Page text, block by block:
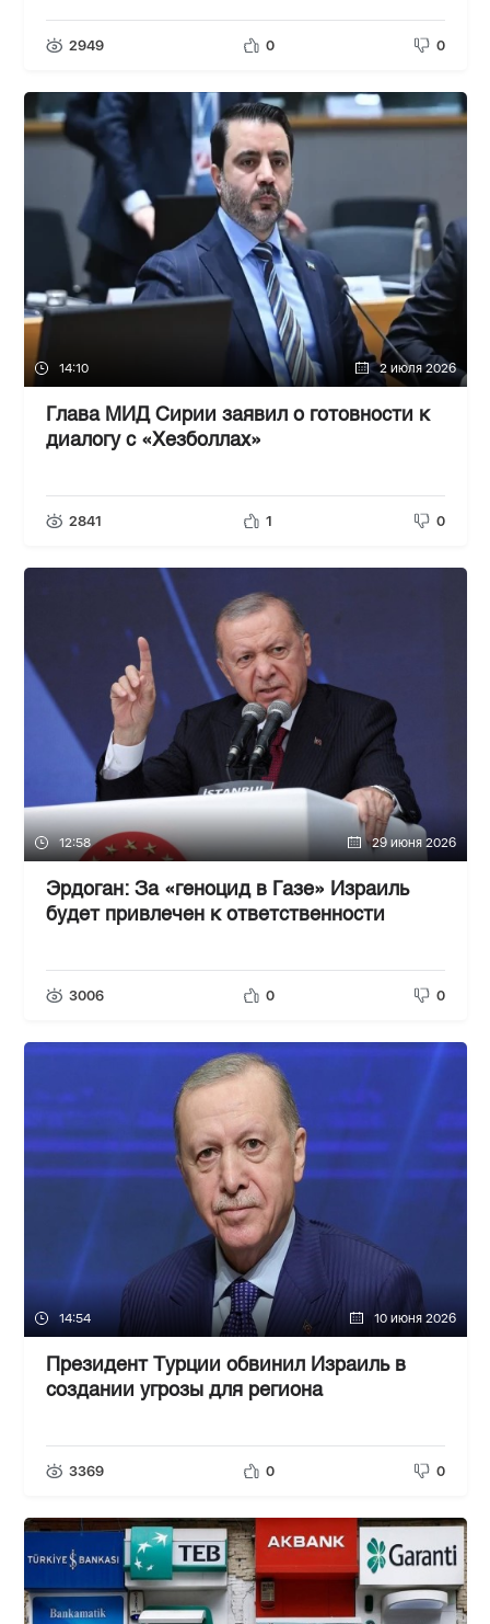
2949 0 0
14:10 2 июля 2026
Глава МИД Сирии заявил о готовности к
диалогу с «Хезболлах»
2841 1 0
12:58 29 июня 2026
Эрдоган: За «геноцид в Газе» Израиль
будет привлечен к ответственности
3006 0 0
14:54 10 июня 2026
Президент Турции обвинил Израиль в
создании угрозы для региона
3369 0 0